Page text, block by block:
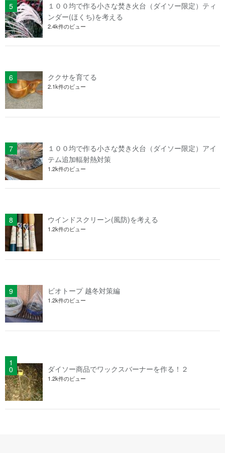
１００均で作る小さな焚き火台（ダイソー限定）ティ
ンダー(ほくち)を考える
2.4k件のビュー
ククサを育てる
2.1k件のビュー
１００均で作る小さな焚き火台（ダイソー限定）アイ
テム追加輻射熱対策
1.2k件のビュー
ウインドスクリーン(風防)を考える
1.2k件のビュー
ビオトープ 越冬対策編
1.2k件のビュー
ダイソー商品でワックスバーナーを作る！２
1.2k件のビュー